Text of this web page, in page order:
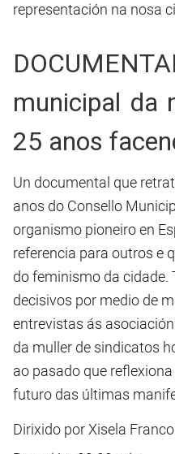
representación na nosa
municipal da
25 anos
Un documental que
anos do Consello
organismo pioneiro en
referencia para outros e
do feminismo da cidade.
decisivos por medio de
entrevistas ás
da muller de sindicatos
ao pasado que
futuro das últimas
Dirixido por Xisela